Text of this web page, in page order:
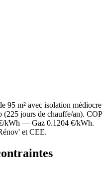
95 m² avec isolation médiocre
(225 jours de chauffe/an). COP
kWh — Gaz 0.1204 €/kWh.
et CEE.